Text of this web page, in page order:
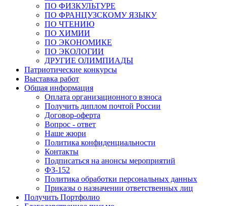
ПО ФИЗКУЛЬТУРЕ
ПО ФРАНЦУЗСКОМУ ЯЗЫКУ
ПО ЧТЕНИЮ
ПО ХИМИИ
ПО ЭКОНОМИКЕ
ПО ЭКОЛОГИИ
ДРУГИЕ ОЛИМПИАДЫ
Патриотические конкурсы
Выставка работ
Общая информация
Оплата организационного взноса
Получить диплом почтой России
Договор-оферта
Вопрос - ответ
Наше жюри
Политика конфиденциальности
Контакты
Подписаться на анонсы мероприятий
ФЗ-152
Политика обработки персональных данных
Приказы о назначении ответственных лиц
Получить Портфолио